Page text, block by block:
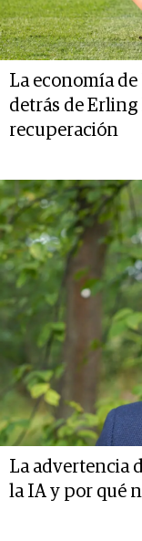
La economía
detrás de
recuperación
La advertencia
la IA y por qué